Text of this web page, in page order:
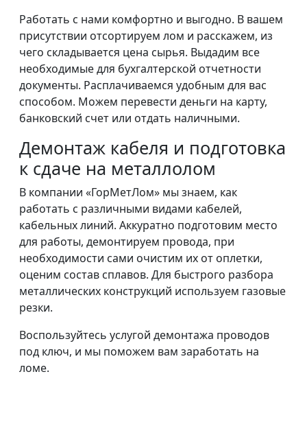
Работать с нами комфортно и выгодно. В вашем
присутствии отсортируем лом и расскажем, из
чего складывается цена сырья. Выдадим все
необходимые для бухгалтерской отчетности
документы. Расплачиваемся удобным для вас
способом. Можем перевести деньги на карту,
банковский счет или отдать наличными.
Демонтаж кабеля и подготовка
к сдаче на металлолом
В компании «ГорМетЛом» мы знаем, как
работать с различными видами кабелей,
кабельных линий. Аккуратно подготовим место
для работы, демонтируем провода, при
необходимости сами очистим их от оплетки,
оценим состав сплавов. Для быстрого разбора
металлических конструкций используем газовые
резки.
Воспользуйтесь услугой демонтажа проводов
под ключ, и мы поможем вам заработать на
ломе.